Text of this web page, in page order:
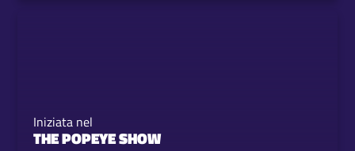
Iniziata nel
THE POPEYE SHOW